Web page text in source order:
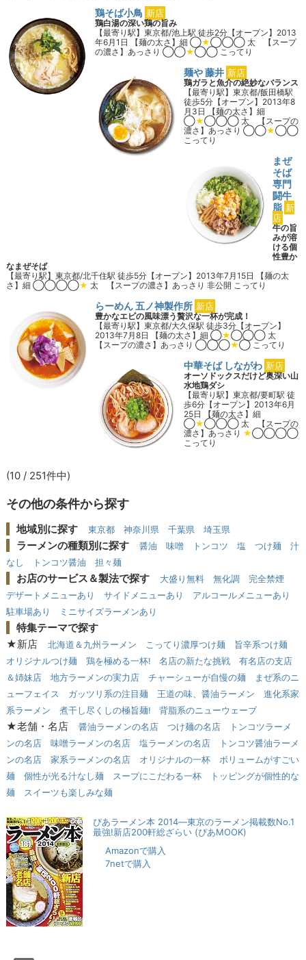
鶏そば小鳥 新店
鶏白湯の深い鶏の旨み
【最寄り駅】東京都/池上駅 徒歩2分【オープン】2013
年6月1日 【麺の太さ】細 ◯★◯◯◯ 太 【スープ
の濃さ】あっさり ◯◯★◯◯ こってり
麺や 藤井 新店
鶏ガラと魚介の絶妙なバランス
【最寄り駅】東京都/飯田橋駅
徒歩5分【オープン】2013年8
月3日 【麺の太さ】細
◯★◯◯◯ 太 【スープの
濃さ】あっさり ◯◯★◯◯
こってり
まぜ
そば
専門
闘牛
脂 新
店
牛の旨
みが溶
ける個
性豊か
なまぜそば
【最寄り駅】東京都/北千住駅 徒歩5分【オープン】2013年7月15日 【麺の太
さ】細 ◯◯◯◯★ 太 【スープの濃さ】あっさり 非公開 こってり
らーめん 五ノ神製作所 新店
豊かなエビの風味漂う贅沢な一杯が完成！
【最寄り駅】東京都/大久保駅 徒歩3分【オープン】
2013年7月8日 【麺の太さ】細 ◯★◯◯◯ 太
【スープの濃さ】あっさり ◯◯◯★◯ こってり
中華そば しながわ 新店
オーソドックスだけど奥深い山
水地鶏ダシ
【最寄り駅】東京都/要町駅 徒
歩6分【オープン】2013年6月
25日 【麺の太さ】細
◯★◯◯◯ 太 【スープの
濃さ】あっさり ★◯◯◯◯
こってり
(10 / 251件中)
その他の条件から探す
地域別に探す 東京都 神奈川県 千葉県 埼玉県
ラーメンの種類別に探す 醤油 味噌 トンコツ 塩 つけ麺
汁
なし
トンコツ醤油 担々麺
お店のサービス＆製法で探す 大盛り無料 無化調
完全禁煙
デザートメニューあり
サイドメニューあり
アルコールメニューあり
駐車場あり
ミニサイズラーメンあり
特集テーマで探す
★新店北海道＆九州ラーメン こってり濃厚つけ麺
旨辛系つけ麺
オリジナルつけ麺
鶏を極める一杯! 名店の新たな挑戦
有名店の支店
＆姉妹店
地方ラーメンの実力店 チャーシューが自慢の麺
まぜ系のニ
ューフェイス
ガッツリ系の注目麺 王道の味、醤油ラーメン
進化系家
系ラーメン
煮干し尽くしの極旨麺! 背脂系のニューウェーブ
★老舗・名店醤油ラーメンの名店 つけ麺の名店
トンコツラーメ
ンの名店
味噌ラーメンの名店 塩ラーメンの名店
トンコツ醤油ラーメ
ンの名店
家系ラーメンの名店 オリジナルの一杯
ボリュームがすごい
麺
個性が光る汁なし麺 スープにこだわる一杯
トッピングが個性的な
麺
スイーツも楽しみな麺
ぴあラーメン本 2014―東京のラーメン掲載数No.1
最強!新店200軒総ざらい (ぴあMOOK)
Amazonで購入
7netで購入